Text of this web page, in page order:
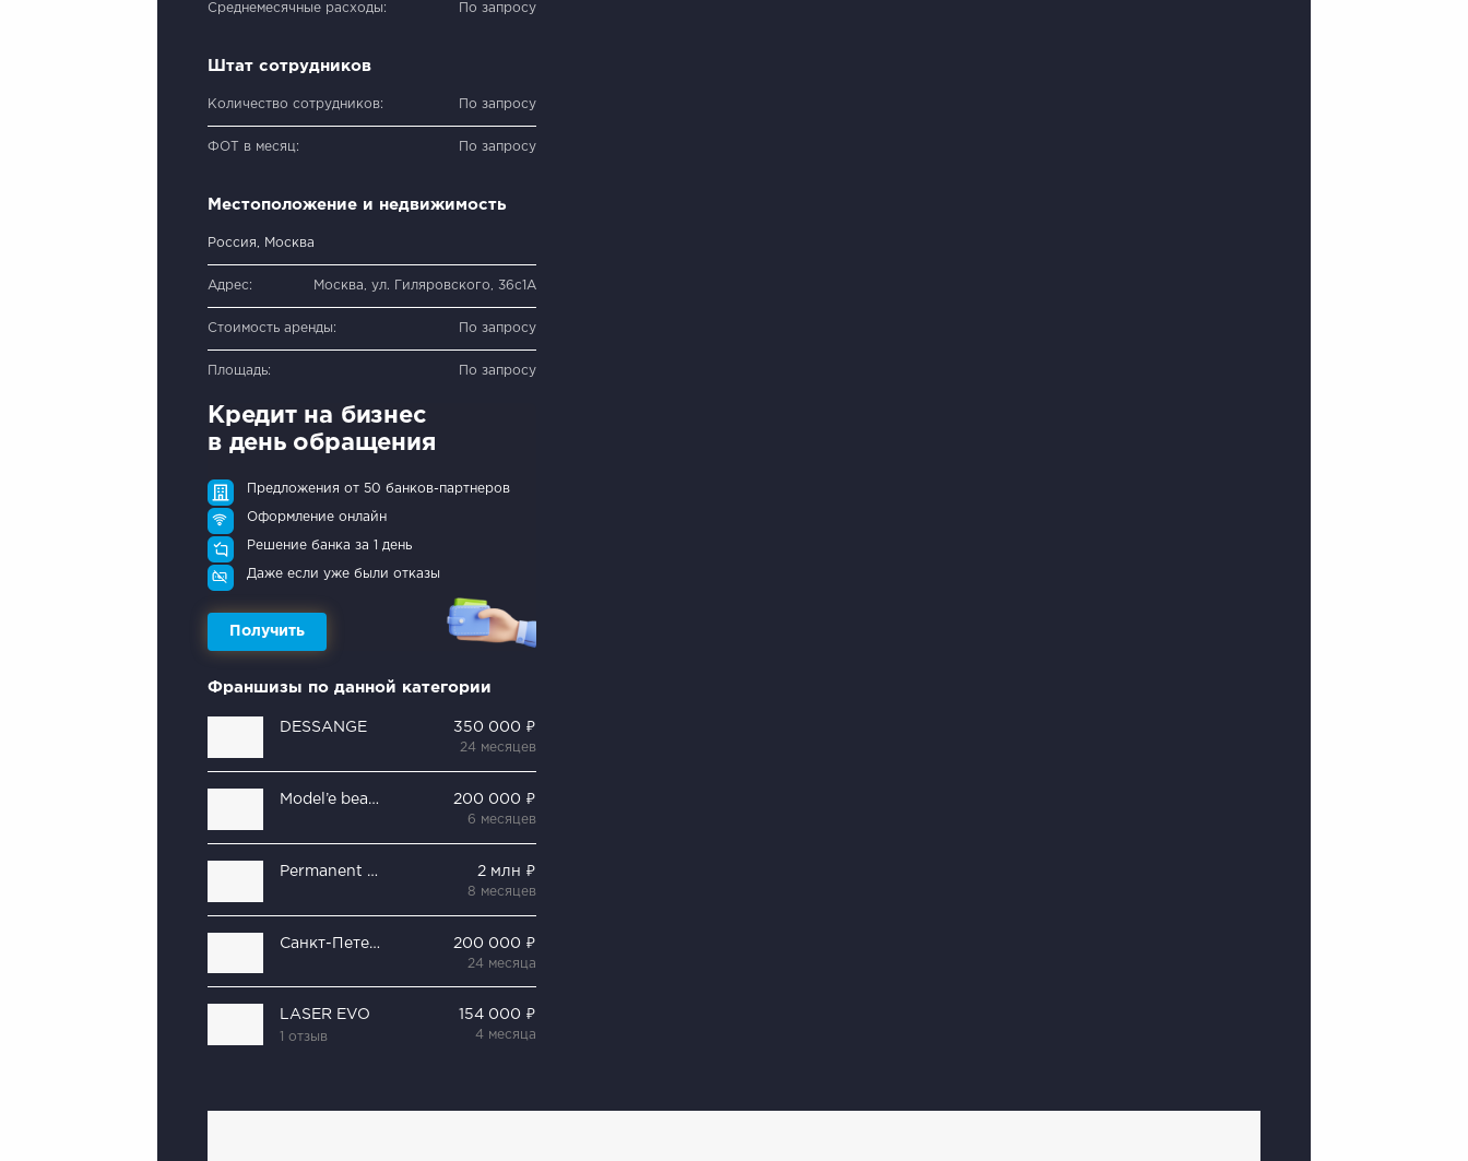
Среднемесячные расходы: По запросу
Штат сотрудников
Количество сотрудников: По запросу
ФОТ в месяц: По запросу
Местоположение и недвижимость
Россия, Москва
Адрес: Москва, ул. Гиляровского, 36с1А
Стоимость аренды: По запросу
Площадь: По запросу
Кредит на бизнес
в день обращения
Предложения от 50 банков-партнеров
Оформление онлайн
Решение банка за 1 день
Даже если уже были отказы
Получить
Франшизы по данной категории
DESSANGE 350 000 ₽
24 месяцев
Model’e beauty bar 200 000 ₽
6 месяцев
Permanent Great 2 млн ₽
8 месяцев
Санкт-Петербургская школа красоты 200 000 ₽
24 месяца
LASER EVO
1 отзыв
154 000 ₽
4 месяца